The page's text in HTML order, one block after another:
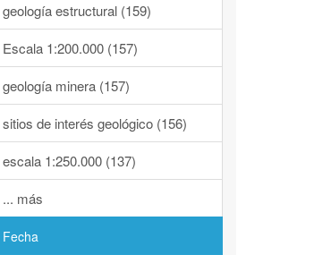
geología estructural (159)
Escala 1:200.000 (157)
geología minera (157)
sitios de interés geológico (156)
escala 1:250.000 (137)
... más
Fecha